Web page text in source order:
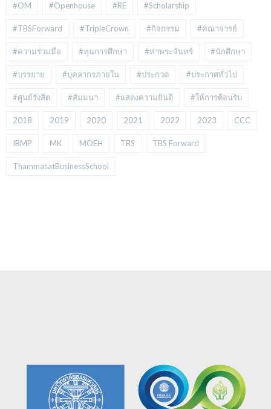
#OM #Openhouse #RE #Scholarship
#TBSForward #TripleCrown #กิจกรรม #คณาจารย์
#ความร่วมมือ #ทุนการศึกษา #ท่าพระจันทร์ #นักศึกษา
#บรรยาย #บุคลากรภายใน #ประกวด #ประกาศทั่วไป
#ศูนย์รังสิต #สัมมนา #แสดงความยินดี #ให้การต้อนรับ
2018 2019 2020 2021 2022 2023 CCC
IBMP MK MOEH TBS TBS Forward
ThammasatBusinessSchool